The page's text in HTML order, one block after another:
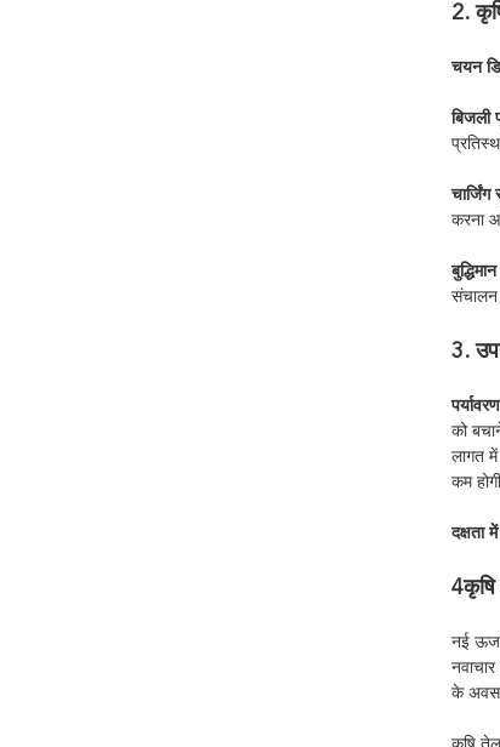
2.
चयन
बिजली
चार्जिंग
करना
संचालन
3.
को
लागत
कम
दक्षता
4कृषि
नई
के